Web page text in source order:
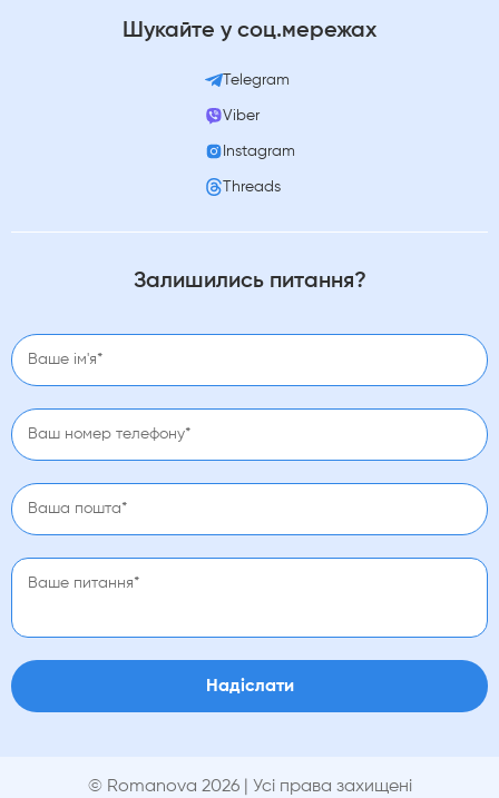
Шукайте у соц.мережах
Telegram
Viber
Instagram
Threads
Залишились питання?
Надіслати
© Romanova 2026 | Усі права захищені